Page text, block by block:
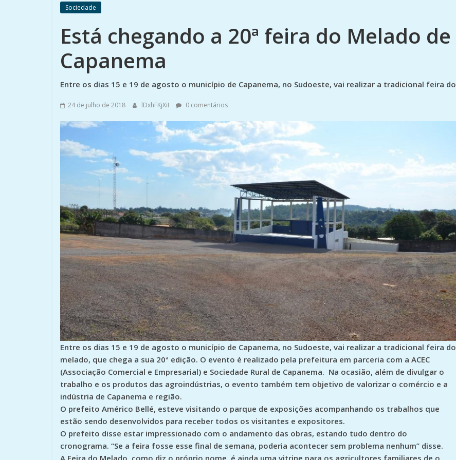
Sociedade
Está chegando a 20ª feira do Melado de
Capanema
Entre os dias 15 e 19 de agosto o município de Capanema, no Sudoeste, vai realizar a tradicional feira do
24 de julho de 2018 lDxhFKjXiI 0 comentários
Entre os dias 15 e 19 de agosto o município de Capanema, no Sudoeste, vai realizar a tradicional feira do
melado, que chega a sua 20ª edição. O evento é realizado pela prefeitura em parceria com a ACEC
(Associação Comercial e Empresarial) e Sociedade Rural de Capanema. Na ocasião, além de divulgar o
trabalho e os produtos das agroindústrias, o evento também tem objetivo de valorizar o comércio e a
indústria de Capanema e região.
O prefeito Américo Bellé, esteve visitando o parque de exposições acompanhando os trabalhos que
estão sendo desenvolvidos para receber todos os visitantes e expositores.
O prefeito disse estar impressionado com o andamento das obras, estando tudo dentro do
cronograma. “Se a feira fosse esse final de semana, poderia acontecer sem problema nenhum” disse.